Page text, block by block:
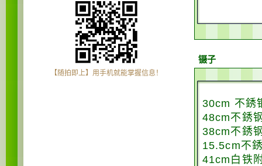
镊子
30cm 不銹
48cm不銹
38cm不銹
15.5cm不
41cm白铁
【随拍即上】用手机就能掌握信息！